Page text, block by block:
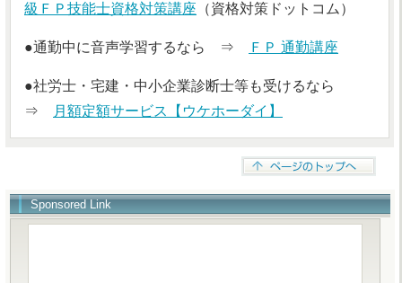
級ＦＰ技能士資格対策講座 （資格対策ドットコム）
●通勤中に音声学習するなら ⇒ ＦＰ 通勤講座
●社労士・宅建・中小企業診断士等も受けるなら
⇒
月額定額サービス【ウケホーダイ】
Sponsored Link